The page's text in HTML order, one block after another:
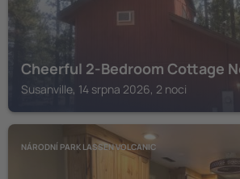
Cheerful 2-Bedroom Cottage
Susanville, 14 srpna 2026, 2 noci
NÁRODNÍ PARK LASSEN VOLCANIC